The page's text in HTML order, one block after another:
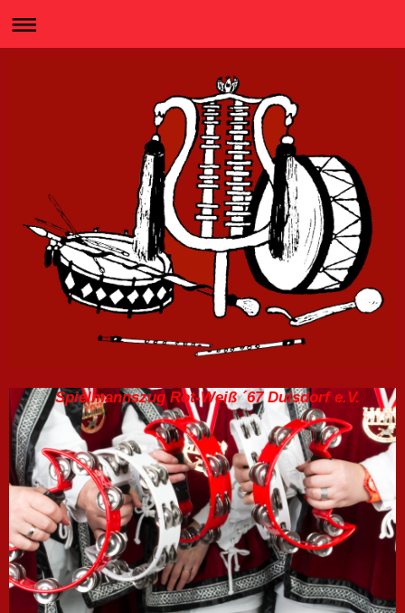
Spielmannszug Rot-Weiß ´67 Duisdorf e.V.